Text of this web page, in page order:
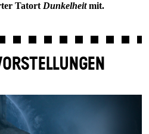
Tatort Dunkelheitmit.